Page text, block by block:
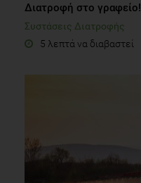
Διατροφή στο γραφείο!
Συστάσεις Διατροφής
5 λεπτά να διαβαστεί